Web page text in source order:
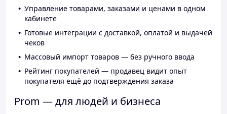
Управление товарами, заказами и ценами в одном
кабинете
Готовые интеграции с доставкой, оплатой и выдачей
чеков
Массовый импорт товаров — без ручного ввода
Рейтинг покупателей — продавец видит опыт
покупателя ещё до подтверждения заказа
Prom — для людей и бизнеса